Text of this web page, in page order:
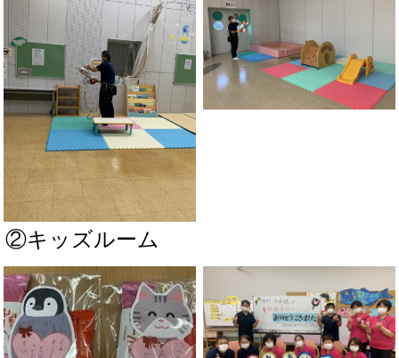
②キッズルーム